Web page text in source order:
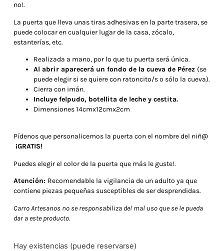
no!.
La puerta que lleva unas tiras adhesivas en la parte trasera, se
puede colocar en cualquier lugar de la casa, zócalo,
estanterías, etc.
Realizada a mano, por lo que tu puerta será única.
Al abrir aparecerá un fondo de la cueva de Pérez (se
puede elegir si se quiere con ratoncito/s o sólo la cueva).
Cierra con imán.
Incluye felpudo, botellita de leche y cestita.
Dimensiones 14cmx12cmx2cm
Pídenos que personalicemos la puerta con el nombre del niñ@
¡GRATIS!
Puedes elegir el color de la puerta que más le guste!.
Atención: Recomendable la vigilancia de un adulto ya que
contiene piezas pequeñas susceptibles de ser desprendidas.
Carro Artesanos no se responsabiliza del mal uso que se le pueda
dar a este producto.
Hay existencias (puede reservarse)